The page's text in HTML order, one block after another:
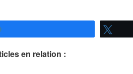
en relation :